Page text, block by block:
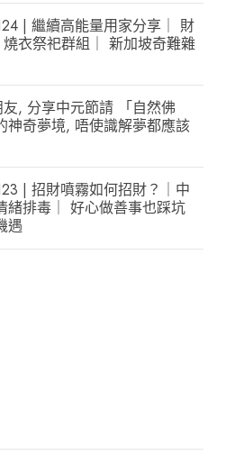
| 繼續高能量用家分享｜ 財
衣祭祀群組｜ 新加坡奇難雜
, 分享中元節請 「自然佛
神奇夢境, 唔使識解夢都應該
| 招財噴霧如何招財？｜中
緒排毒｜ 好心做善事也踩坑
遇